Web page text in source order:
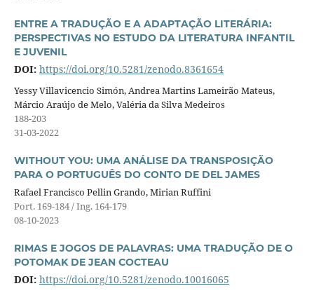
ENTRE A TRADUÇÃO E A ADAPTAÇÃO LITERÁRIA:
PERSPECTIVAS NO ESTUDO DA LITERATURA INFANTIL
E JUVENIL
DOI: https://doi.org/10.5281/zenodo.8361654
Yessy Villavicencio Simón, Andrea Martins Lameirão Mateus,
Márcio Araújo de Melo, Valéria da Silva Medeiros
188-203
31-03-2022
WITHOUT YOU: UMA ANÁLISE DA TRANSPOSIÇÃO
PARA O PORTUGUÊS DO CONTO DE DEL JAMES
Rafael Francisco Pellin Grando, Mirian Ruffini
Port. 169-184 / Ing. 164-179
08-10-2023
RIMAS E JOGOS DE PALAVRAS: UMA TRADUÇÃO DE O
POTOMAK DE JEAN COCTEAU
DOI: https://doi.org/10.5281/zenodo.10016065